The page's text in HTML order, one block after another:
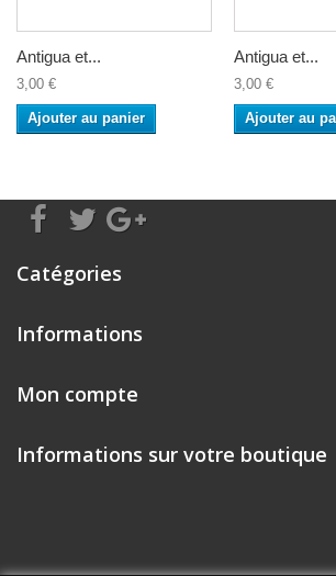
Antigua et...
3,00 €
Ajouter au panier
Antigua et...
3,00 €
Ajouter au
Catégories
Informations
Mon compte
Informations sur votre boutique